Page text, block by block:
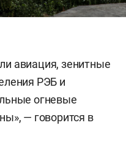
авиация, зенитные
РЭБ и
огневые
— говорится в